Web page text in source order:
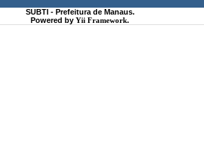
SUBTI - Prefeitura de Manaus.
Powered byYii Framework.